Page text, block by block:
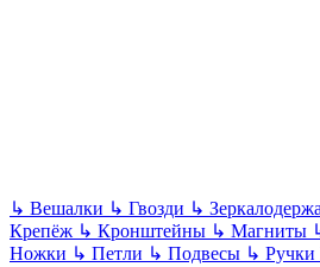
↳ Вешалки ↳ Гвозди ↳
Крепёж ↳ Кронштейны ↳ Магниты
Ножки ↳ Петли ↳ Подвесы ↳ Ручки